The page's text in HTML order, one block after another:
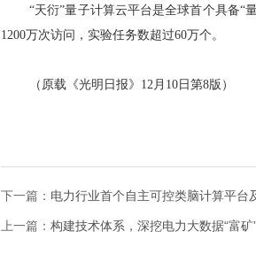
“天衍”量子计算云平台是全球首个具备“
1200万次访问，实验任务数超过60万个。
（原载《光明日报》12月10日第8版）
下一篇： 电力行业首个自主可控类脑计算平台
上一篇： 构建技术体系，深挖电力大数据“富矿